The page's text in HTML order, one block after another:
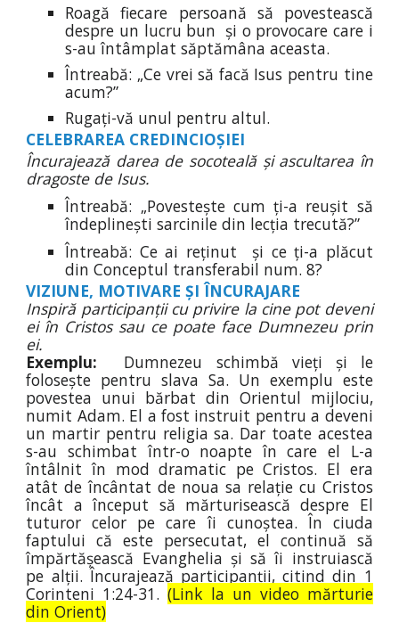
Roagă fiecare persoană să povestească
despre un lucru bun și o provocare care i
s-au întâmplat săptămâna aceasta.
Întreabă: „Ce vrei să facă Isus pentru tine
acum?”
Rugați-vă unul pentru altul.
CELEBRAREA CREDINCIOȘIEI
Încurajează darea de socoteală și ascultarea în
dragoste de Isus.
Întreabă: „Povestește cum ți-a reușit să
îndeplinești sarcinile din lecția trecută?”
Întreabă: Ce ai reținut și ce ți-a plăcut
din Conceptul transferabil num.8?
VIZIUNE, MOTIVARE ȘI ÎNCURAJARE
Inspiră participanții cu privire la cine pot deveni
ei în Cristos sau ce poate face Dumnezeu prin
ei.
Exemplu:
Dumnezeu schimbă vieți și le
folosește pentru slava Sa. Un exemplu este
povestea unui bărbat din Orientul mijlociu,
numit Adam. El a fost instruit pentru a deveni
un martir pentru religia sa. Dar toate acestea
s-au schimbat într-o noapte în care el L-a
întâlnit în mod dramatic pe Cristos. El era
atât de încântat de noua sa relație cu Cristos
încât a început să mărturisească despre El
tuturor celor pe care îi cunoștea. În ciuda
faptului că este persecutat, el continuă să
împărtășească Evanghelia și să îi instruiască
pe alții. Încurajează participanții, citind din 1
Corinteni 1:24-31.(Link la un video mărturie
din Orient)